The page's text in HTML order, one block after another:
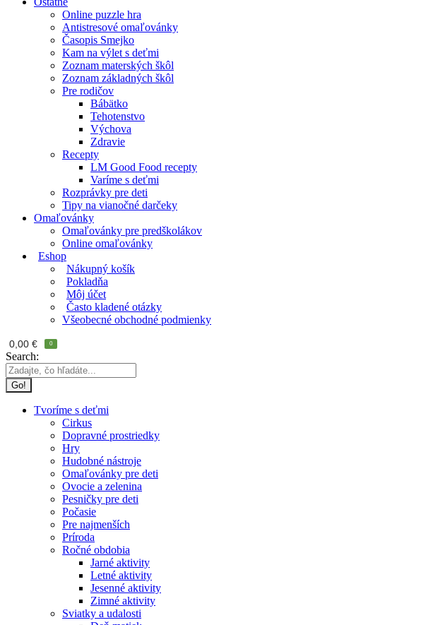
Online puzzle hra
Antistresové omaľovánky
Časopis Smejko
Kam na výlet s deťmi
Zoznam materských škôl
Zoznam základných škôl
Pre rodičov
Bábätko
Tehotenstvo
Výchova
Zdravie
Recepty
LM Good Food recepty
Varíme s deťmi
Rozprávky pre deti
Tipy na vianočné darčeky
Omaľovánky
Omaľovánky pre predškolákov
Online omaľovánky
Eshop
Nákupný košík
Pokladňa
Môj účet
Často kladené otázky
Všeobecné obchodné podmienky
0,00 € 0
Search:
Tvoríme s deťmi
Cirkus
Dopravné prostriedky
Hry
Hudobné nástroje
Omaľovánky pre deti
Ovocie a zelenina
Pesničky pre deti
Počasie
Pre najmenších
Príroda
Ročné obdobia
Jarné aktivity
Letné aktivity
Jesenné aktivity
Zimné aktivity
Sviatky a udalosti